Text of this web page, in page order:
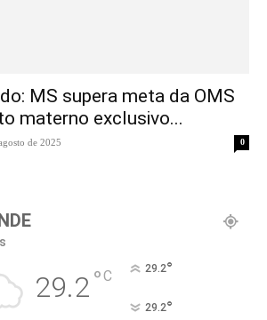
MS supera meta da OMS
materno exclusivo...
de 2025 0
29.2°C 29.2°
29.2°